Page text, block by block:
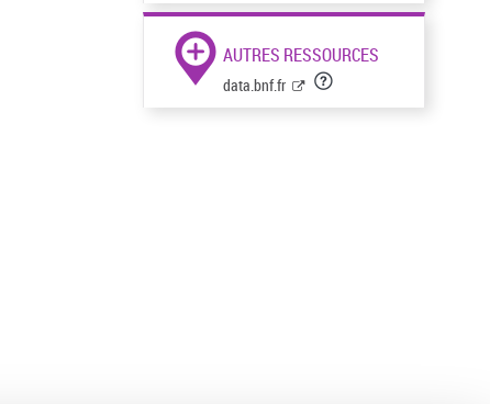
AUTRES RESSOURCES
data.bnf.fr